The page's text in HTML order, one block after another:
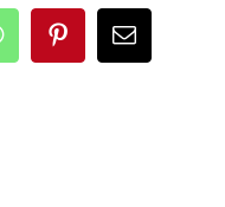
Pinterest
E-
Mail